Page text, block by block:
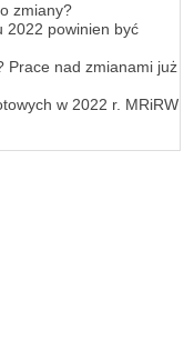
zmiany?
2022 powinien być
Prace nad zmianami już
w 2022 r. MRiRW